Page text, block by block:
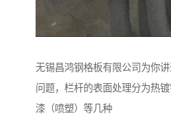
无锡昌鸿钢格板有限公司为你
问题，栏杆的表面处理分为热
漆（喷塑）等几种